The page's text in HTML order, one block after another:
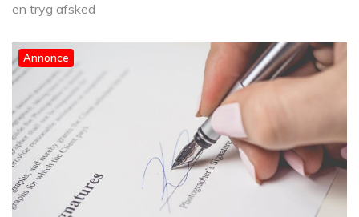
en tryg afsked
Annonce